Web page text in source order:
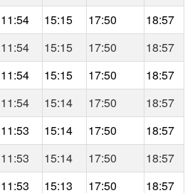
11:54 15:15 17:50
18:57
11:54 15:15 17:50
18:57
11:54 15:15 17:50
18:57
11:54 15:14 17:50
18:57
11:53 15:14 17:50
18:57
11:53 15:14 17:50
18:57
11:53 15:13 17:50 18:57